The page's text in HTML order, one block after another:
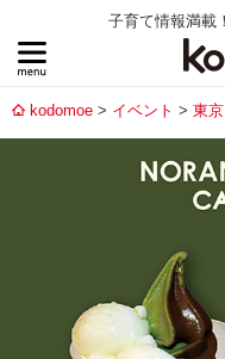
子育て情報満載
kodomoe イベント 東